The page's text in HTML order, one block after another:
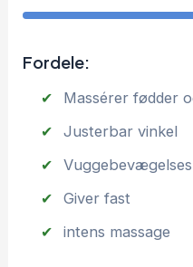
Fordele:
Massérer fødder
Justerbar vinkel
Giver fast
intens massage